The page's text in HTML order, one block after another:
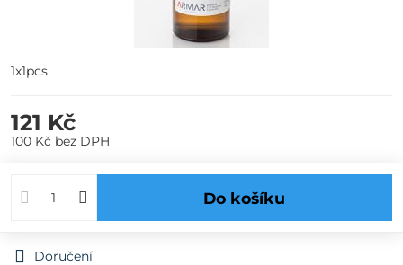
1x1pcs
121 Kč
100 Kč bez DPH
Do košíku
Doručení